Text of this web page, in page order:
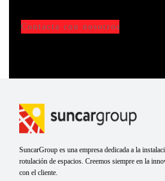
Contacta con nosotros
SuncarGroup es una empresa dedicada a la
rotulación de espacios. Creemos siempre en la
con el cliente.